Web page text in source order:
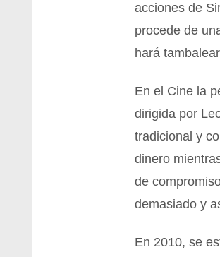
acciones de
procede de
hará
En el Cine la
dirigida por
tradicional y
dinero
de
demasiado y
En 2010, se